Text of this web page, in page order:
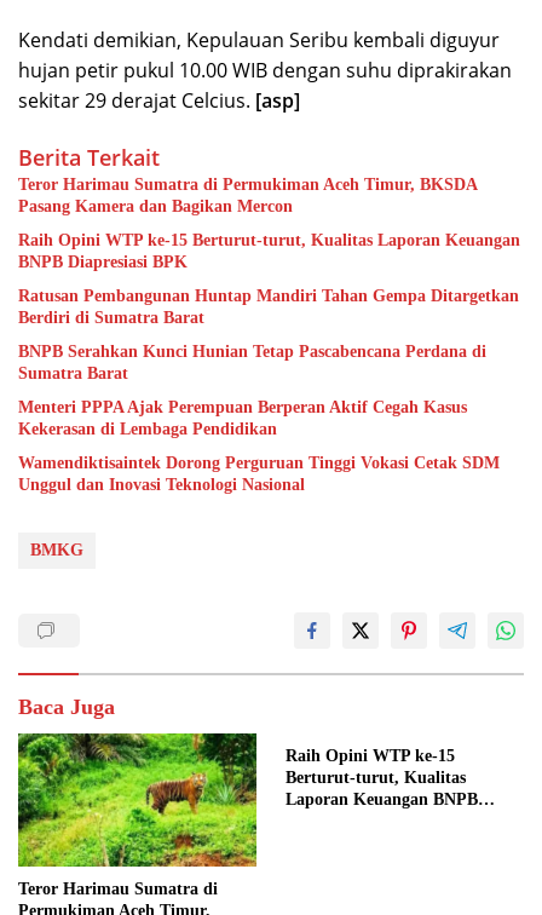
Kendati demikian, Kepulauan Seribu kembali diguyur
hujan petir pukul 10.00 WIB dengan suhu diprakirakan
sekitar 29 derajat Celcius. [asp]
Berita Terkait
Teror Harimau Sumatra di Permukiman Aceh Timur, BKSDA
Pasang Kamera dan Bagikan Mercon
Raih Opini WTP ke-15 Berturut-turut, Kualitas Laporan Keuangan
BNPB Diapresiasi BPK
Ratusan Pembangunan Huntap Mandiri Tahan Gempa Ditargetkan
Berdiri di Sumatra Barat
BNPB Serahkan Kunci Hunian Tetap Pascabencana Perdana di
Sumatra Barat
Menteri PPPA Ajak Perempuan Berperan Aktif Cegah Kasus
Kekerasan di Lembaga Pendidikan
Wamendiktisaintek Dorong Perguruan Tinggi Vokasi Cetak SDM
Unggul dan Inovasi Teknologi Nasional
BMKG
Baca Juga
Teror Harimau Sumatra di
Permukiman Aceh Timur,
Raih Opini WTP ke-15
Berturut-turut, Kualitas
Laporan Keuangan BNPB